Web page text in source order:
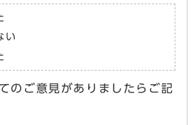
い
のご意見がありましたらご記